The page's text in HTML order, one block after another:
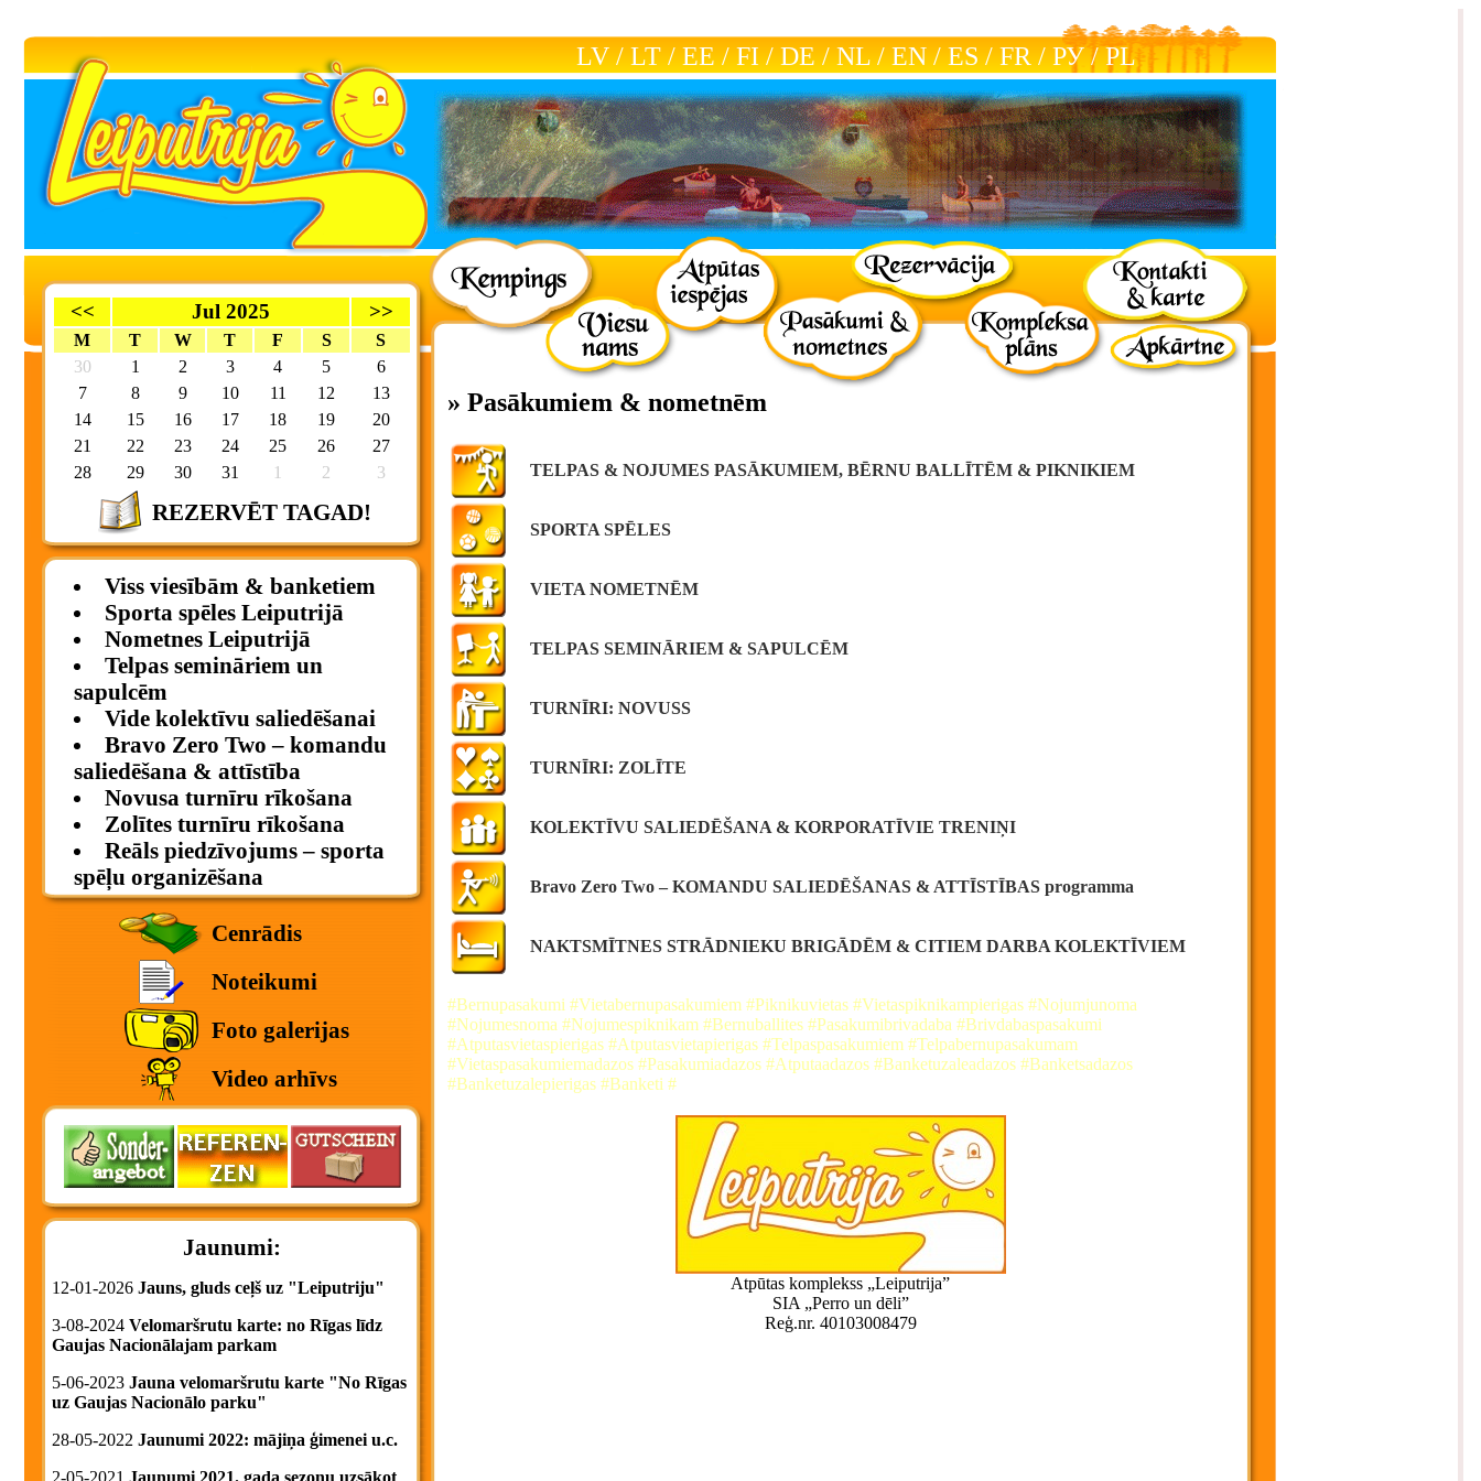
LV / LT / EE / FI / DE / NL / EN / ES / FR / РУ/РL
<< Jul 2025 >>
M T W T F S
S
30
1 2 3 4 5
6
7
8 9 10 11 12
13
14
15 16 17 18 19
20
21
22 23 24 25 26
27
28
29 30 31 1 2 3
REZERVĒT TAGAD!
Viss viesībām & banketiem
Sporta spēles Leiputrijā
Nometnes Leiputrijā
Telpas semināriem un
sapulcēm
Vide kolektīvu saliedēšanai
Bravo Zero Two – komandu
saliedēšana & attīstība
Novusa turnīru rīkošana
Zolītes turnīru rīkošana
Reāls piedzīvojums – sporta
spēļu organizēšana
Cenrādis
Noteikumi
Foto galerijas
Video arhīvs
Jaunumi:
12-01-2026 Jauns, gluds ceļš uz "Leiputriju"
3-08-2024 Velomaršrutu karte: no Rīgas līdz
Gaujas Nacionālajam parkam
5-06-2023 Jauna velomaršrutu karte "No Rīgas
uz Gaujas Nacionālo parku"
28-05-2022 Jaunumi 2022: mājiņa ģimenei u.c.
2-05-2021 Jaunumi 2021. gada sezonu uzsākot
» Pasākumiem & nometnēm
TELPAS & NOJUMES PASĀKUMIEM, BĒRNU BALLĪTĒM & PIKNIKIEM
SPORTA SPĒLES
VIETA NOMETNĒM
TELPAS SEMINĀRIEM & SAPULCĒM
TURNĪRI: NOVUSS
TURNĪRI: ZOLĪTE
KOLEKTĪVU SALIEDĒŠANA & KORPORATĪVIE TRENIŅI
Bravo Zero Two – KOMANDU SALIEDĒŠANAS & ATTĪSTĪBAS programma
NAKTSMĪTNES STRĀDNIEKU BRIGĀDĒM & CITIEM DARBA KOLEKTĪVIEM
#Bernupasakumi #Vietabernupasakumiem #Piknikuvietas #Vietaspiknikampierigas #Nojumjunoma
#Nojumesnoma #Nojumespiknikam #Bernuballites #Pasakumibrivadaba #Brivdabaspasakumi
#Atputasvietaspierigas #Atputasvietapierigas #Telpaspasakumiem #Telpabernupasakumam
#Vietaspasakumiemadazos #Pasakumiadazos #Atputaadazos #Banketuzaleadazos #Banketsadazos
#Banketuzalepierigas #Banketi #
Atpūtas komplekss „Leiputrija”
SIA „Perro un dēli”
Reģ.nr. 40103008479